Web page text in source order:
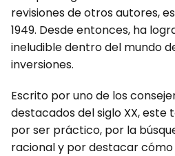
revisiones de otros autores,
1949. Desde entonces, ha
ineludible dentro del mundo
inversiones.
Escrito por uno de los
destacados del siglo XX,
por ser práctico, por la
racional y por destacar